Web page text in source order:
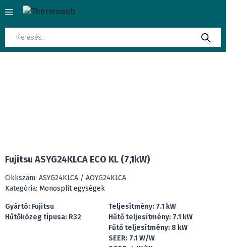
Kilépés
tartalomba
Products
search
Menü
Fujitsu ASYG24KLCA ECO KL (7,1kW)
Cikkszám: ASYG24KLCA / AOYG24KLCA
Kategória: Monosplit egységek
Gyártó: Fujitsu
Hűtőközeg típusa: R32
Teljesítmény: 7.1 kW
Hűtő teljesítmény: 7.1 kW
Fűtő teljesítmény: 8 kW
SEER: 7.1 W/W